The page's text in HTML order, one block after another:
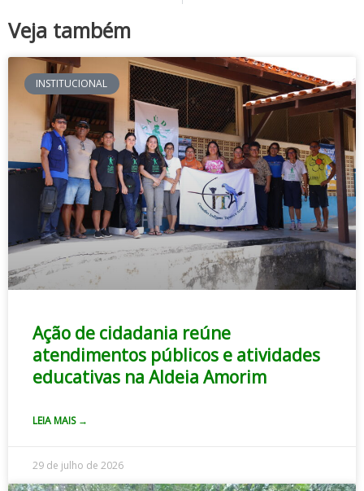
Veja também
INSTITUCIONAL
Ação de cidadania reúne
atendimentos públicos e atividades
educativas na Aldeia Amorim
LEIA MAIS →
29 de julho de 2026